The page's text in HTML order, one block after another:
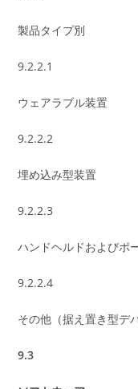
製品タイプ別
9.2.2.1
ウェアラブル装置
9.2.2.2
埋め込み型装置
9.2.2.3
ハンドヘルドおよびポ
9.2.2.4
その他（据え置き型デ
9.3